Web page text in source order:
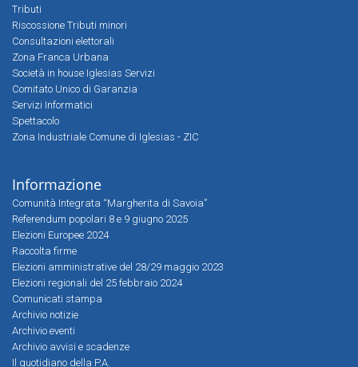
Tributi
Riscossione Tributi minori
Consultazioni elettorali
Zona Franca Urbana
Società in house Iglesias Servizi
Comitato Unico di Garanzia
Servizi Informatici
Spettacolo
Zona Industriale Comune di Iglesias - ZIC
Informazione
Comunità Integrata “Margherita di Savoia”
Referendum popolari 8 e 9 giugno 2025
Elezioni Europee 2024
Raccolta firme
Elezioni amministrative del 28/29 maggio 2023
Elezioni regionali del 25 febbraio 2024
Comunicati stampa
Archivio notizie
Archivio eventi
Archivio avvisi e scadenze
Il quotidiano della P.A.